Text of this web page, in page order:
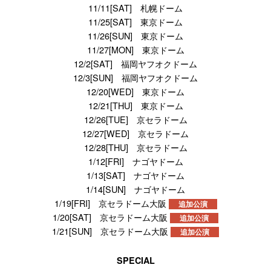
11/11[SAT] 札幌ドーム
11/25[SAT] 東京ドーム
11/26[SUN] 東京ドーム
11/27[MON] 東京ドーム
12/2[SAT] 福岡ヤフオクドーム
12/3[SUN] 福岡ヤフオクドーム
12/20[WED] 東京ドーム
12/21[THU] 東京ドーム
12/26[TUE] 京セラドーム
12/27[WED] 京セラドーム
12/28[THU] 京セラドーム
1/12[FRI] ナゴヤドーム
1/13[SAT] ナゴヤドーム
1/14[SUN] ナゴヤドーム
1/19[FRI] 京セラドーム大阪
追加公演
1/20[SAT] 京セラドーム大阪 追加公演
1/21[SUN] 京セラドーム大阪 追加公演
SPECIAL